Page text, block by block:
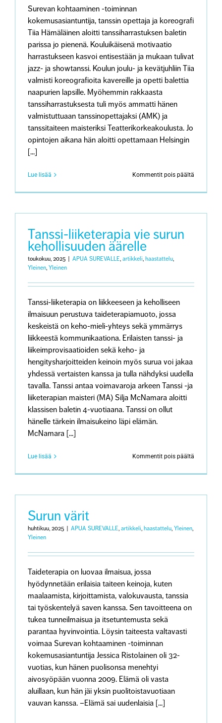
Surevan kohtaaminen -toiminnan
kokemusasiantuntija, tanssin opettaja ja koreografi
Tiia Hämäläinen aloitti tanssiharrastuksen baletin
parissa jo pienenä. Kouluikäisenä motivaatio
harrastukseen kasvoi entisestään ja mukaan tulivat
jazz- ja showtanssi. Koulun joulu- ja kevätjuhliin Tiia
valmisti koreografioita kavereille ja opetti balettia
naapurien lapsille. Myöhemmin rakkaasta
tanssiharrastuksesta tuli myös ammatti hänen
valmistuttuaan tanssinopettajaksi (AMK) ja
tanssitaiteen maisteriksi Teatterikorkeakoulusta. Jo
opintojen aikana hän aloitti opettamaan Helsingin
[...]
Lue lisää Kommentit pois päältä
on
Tanssi-liiketerapia vie surun
kehollisuuden äärelle
toukokuu, 2025 APUA SUREVALLE, artikkeli, haastattelu,
Yleinen, Yleinen
Tanssi-liiketerapia on liikkeeseen ja keholliseen
ilmaisuun perustuva taideterapiamuoto, jossa
keskeistä on keho-mieli-yhteys sekä ymmärrys
liikkeestä kommunikaationa. Erilaisten tanssi- ja
liikeimprovisaatioiden sekä keho- ja
hengitysharjoitteiden keinoin myös surua voi jakaa
yhdessä vertaisten kanssa ja tulla nähdyksi uudella
tavalla. Tanssi antaa voimavaroja arkeen Tanssi -ja
liiketerapian maisteri (MA) Silja McNamara aloitti
klassisen baletin 4-vuotiaana. Tanssi on ollut
hänelle tärkein ilmaisukeino läpi elämän.
McNamara [...]
Lue lisää Kommentit pois päältä
Surun värit
huhtikuu, 2025 APUA SUREVALLE, artikkeli, haastattelu, Yleinen,
Yleinen
Taideterapia on luovaa ilmaisua, jossa
hyödynnetään erilaisia taiteen keinoja, kuten
maalaamista, kirjoittamista, valokuvausta, tanssia
tai työskentelyä saven kanssa. Sen tavoitteena on
tukea tunneilmaisua ja itsetuntemusta sekä
parantaa hyvinvointia. Löysin taiteesta valtavasti
voimaa Surevan kohtaaminen -toiminnan
kokemusasiantuntija Jessica Ristolainen oli 32-
vuotias, kun hänen puolisonsa menehtyi
aivosyöpään vuonna 2009. Elämä oli vasta
aluillaan, kun hän jäi yksin puolitoistavuotiaan
vauvan kanssa. –Elämä sai uudenlaisia [...]